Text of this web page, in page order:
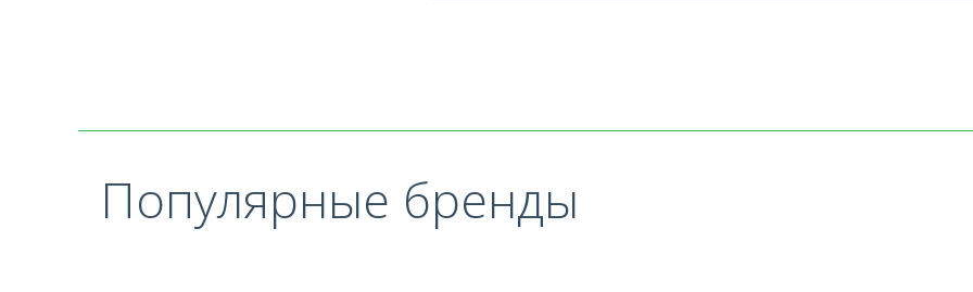
Популярные бренды